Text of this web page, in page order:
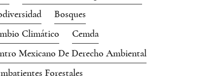
Bosques
Climático
Cemda
Mexicano De Derecho Ambiental
Forestales